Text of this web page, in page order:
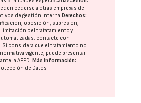
cederse a otras empresas del
de gestión interna.Derechos:
oposición, supresión,
limitación del tratatamiento y
contacte con
. Si considera que el tratamiento no
normativa vigente, puede presentar
laAEPD.Más información:
de Datos